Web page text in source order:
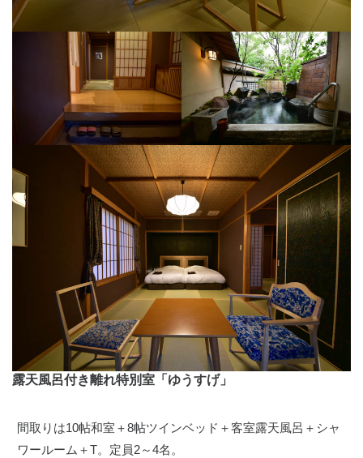
露天風呂付き離れ特別室「ゆうすげ」
間取りは10帖和室＋8帖ツインベッド＋客室露天風呂＋シャ
ワールーム＋T。定員2～4名。